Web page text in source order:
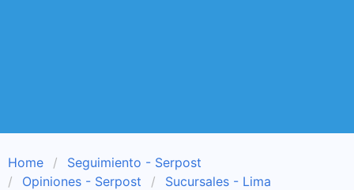
Home
Seguimiento - Serpost
Opiniones - Serpost
Sucursales - Lima